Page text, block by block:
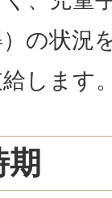
の状況
給します